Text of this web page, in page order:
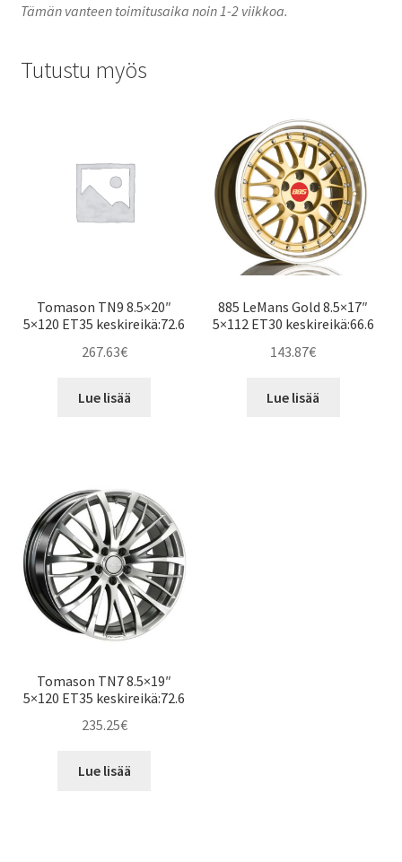
Tämän vanteen toimitusaika noin 1-2 viikkoa.
Tutustu myös
Tomason TN9 8.5×20″
5×120 ET35 keskireikä:72.6
267.63€
Lue lisää
885 LeMans Gold 8.5×17″
5×112 ET30 keskireikä:66.6
143.87€
Lue lisää
Tomason TN7 8.5×19″
5×120 ET35 keskireikä:72.6
235.25€
Lue lisää